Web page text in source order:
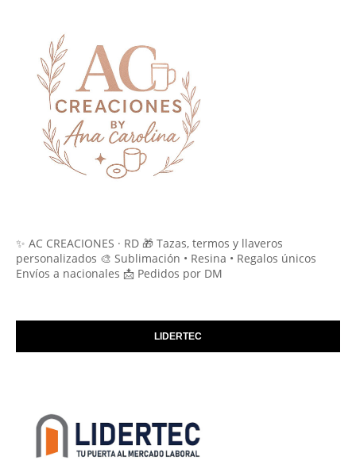
✨ AC CREACIONES · RD 🎁 Tazas, termos y llaveros
personalizados 🎨 Sublimación • Resina • Regalos únicos
Envíos a nacionales 📩 Pedidos por DM
LIDERTEC